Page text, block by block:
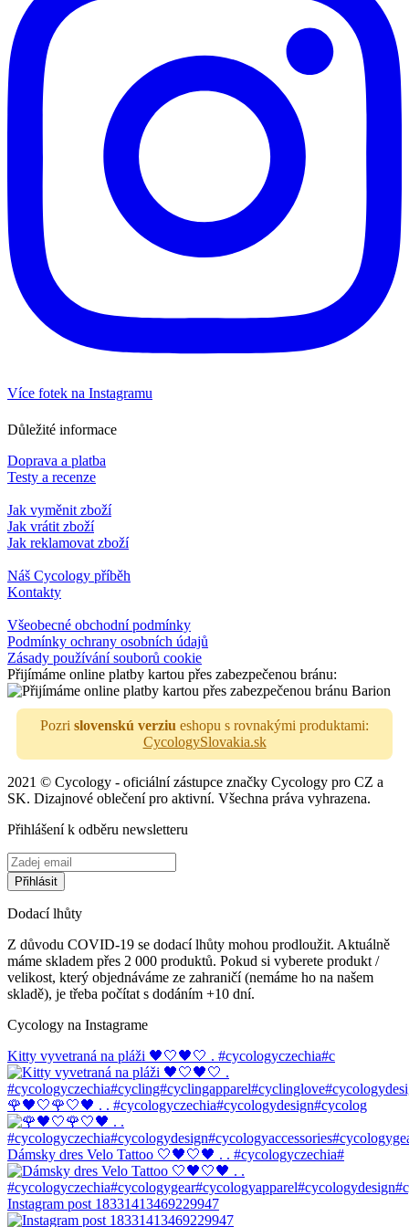
Více fotek na Instagramu
Důležité informace
Doprava a platba
Testy a recenze
Jak vyměnit zboží
Jak vrátit zboží
Jak reklamovat zboží
Náš Cycology příběh
Kontakty
Všeobecné obchodní podmínky
Podmínky ochrany osobních údajů
Zásady používání souborů cookie
Přijímáme online platby kartou přes zabezpečenou bránu:
Pozri slovenskú verziu eshopu s rovnakými produktami:
CycologySlovakia.sk
2021 © Cycology - oficiální zástupce značky Cycology pro CZ a
SK. Dizajnové oblečení pro aktivní. Všechna práva vyhrazena.
Přihlášení k odběru newsletteru
Dodací lhůty
Z důvodu COVID-19 se dodací lhůty mohou prodloužit. Aktuálně
máme skladem přes 2 000 produktů. Pokud si vyberete produkt /
velikost, který objednáváme ze zahraničí (nemáme ho na našem
skladě), je třeba počítat s dodáním +10 dní.
Cycology na Instagrame
Kitty vyvetraná na pláži 🖤🤍🖤🤍 . #cycologyczechia#c
🌹🖤🤍🌹🤍🖤 . . #cycologyczechia#cycologydesign#cycolog
Dámsky dres Velo Tattoo 🤍🖤🤍🖤 . . #cycologyczechia#
Instagram post 18331413469229947